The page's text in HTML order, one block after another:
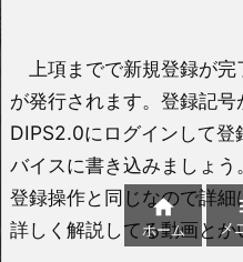
上項までで新規登録が完
が発行されます。登録記
DIPS2.0にログインして
バイスに書き込みましょ
登録操作と同じなので詳
詳しく解説してる動画と

ホーム メ